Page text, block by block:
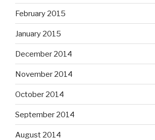
February 2015
January 2015
December 2014
November 2014
October 2014
September 2014
August 2014